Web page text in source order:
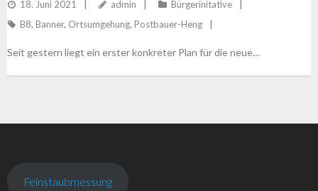
18. Juni 2021 admin
Bürgerinitative
B8, Banner, Ortsumgehung, Postbauer-Heng
Seit gestern liegt ein erster konkreter Plan für die neue…
Feinstaubmessung